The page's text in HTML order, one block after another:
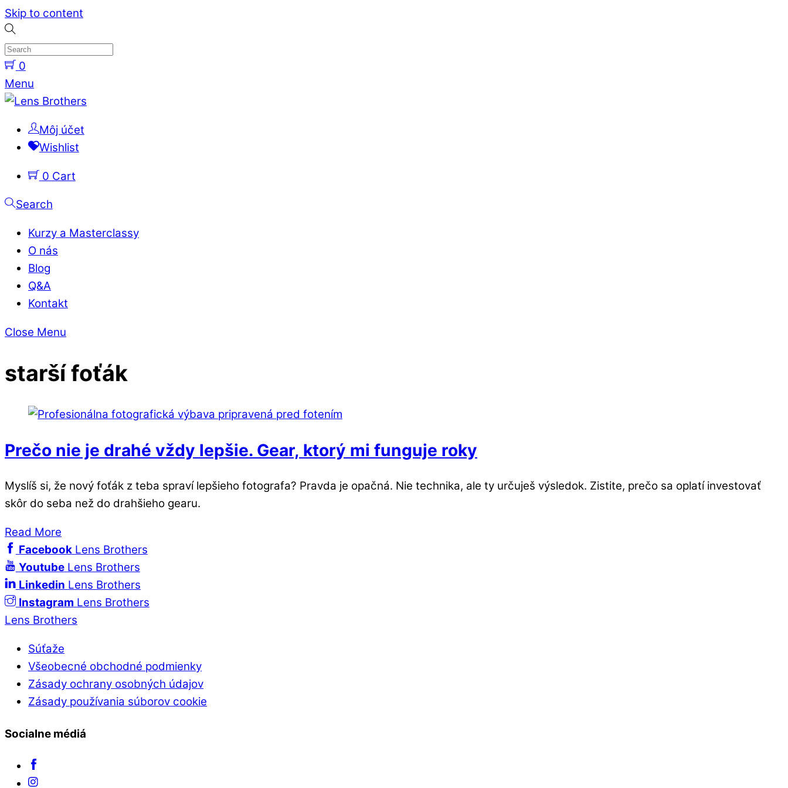
Skip to content
0
Menu
Môj účet
Wishlist
0 Cart
Search
Kurzy a Masterclassy
O nás
Blog
Q&A
Kontakt
Close Menu
starší foťák
Prečo nie je drahé vždy lepšie. Gear, ktorý mi funguje roky
Myslíš si, že nový foťák z teba spraví lepšieho fotografa? Pravda je opačná. Nie technika, ale ty určuješ výsledok. Zistite, prečo sa oplatí investovať
skôr do seba než do drahšieho gearu.
Read More
Facebook Lens Brothers
Youtube Lens Brothers
Linkedin Lens Brothers
Instagram Lens Brothers
Lens Brothers
Súťaže
Všeobecné obchodné podmienky
Zásady ochrany osobných údajov
Zásady používania súborov cookie
Socialne médiá